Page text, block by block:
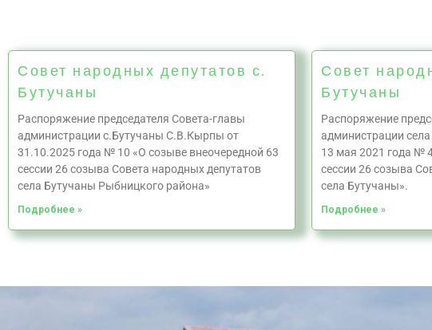
Совет народных депутатов с.
Бутучаны
Распоряжение председателя Совета-главы
администрации с.Бутучаны С.В.Кырпы от
31.10.2025 года № 10 «О созыве внеочередной 63
сессии 26 созыва Совета народных депутатов
села Бутучаны Рыбницкого района»
Подробнее »
Совет
Бутучаны
Распоряжение
администрации
13 мая 2021 года №
сессии 26 созыва
села Бутучаны».
Подробнее »